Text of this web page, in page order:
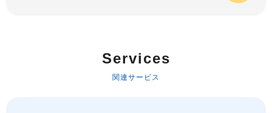
Services
関連サービス